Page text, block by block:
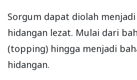
Sorgum dapat diolah
hidangan lezat. Mulai dari
(topping) hingga menjadi
hidangan.